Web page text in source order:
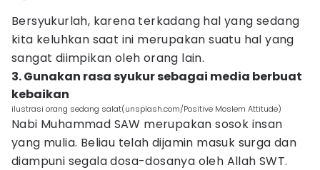
Bersyukurlah, karena terkadang hal yang sedang
kita keluhkan saat ini merupakan suatu hal yang
sangat diimpikan oleh orang lain.
3. Gunakan rasa syukur sebagai media berbuat
kebaikan
ilustrasi orang sedang salat(unsplash.com/Positive Moslem Attitude)
Nabi Muhammad SAW merupakan sosok insan
yang mulia. Beliau telah dijamin masuk surga dan
diampuni segala dosa-dosanya oleh Allah SWT.